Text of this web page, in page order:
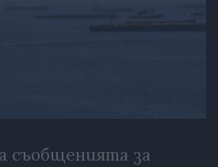
съобщенията за